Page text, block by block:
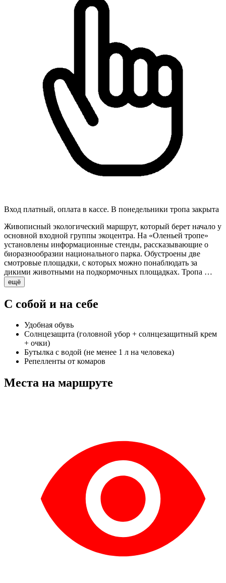
Вход платный, оплата в кассе. В понедельники тропа закрыта
Живописный экологический маршрут, который берет начало у
основной входной группы экоцентра. На «Оленьей тропе»
установлены информационные стенды, рассказывающие о
биоразнообразии национального парка. Обустроены две
смотровые площадки, с которых можно понаблюдать за
дикими животными на подкормочных площадках. Тропа …
ещё
С собой и на себе
Удобная обувь
Солнцезащита (головной убор + солнцезащитный крем
+ очки)
Бутылка с водой (не менее 1 л на человека)
Репелленты от комаров
Места на маршруте